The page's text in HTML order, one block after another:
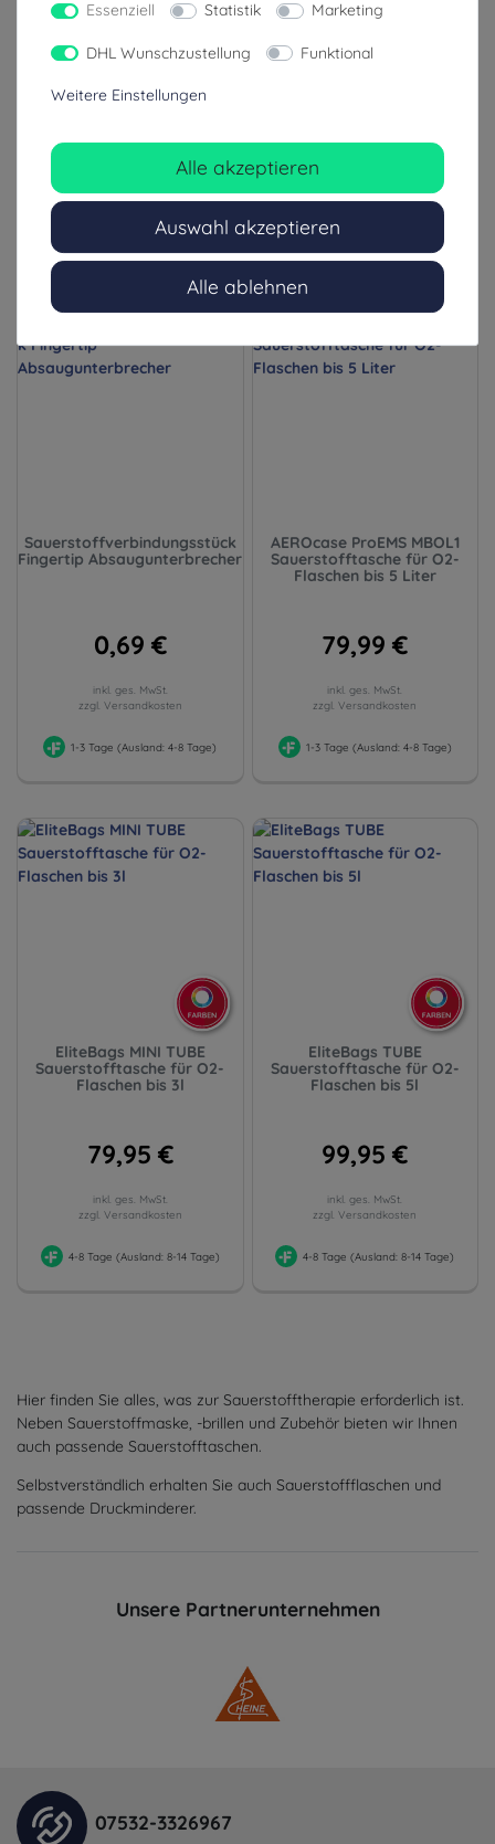
Reservoir für Kinder oder
1,79 €
zzgl. Versandkosten
1-3 Tage (Ausland: 4-8 Tage)
Vernebler für Kinder oder
1,79 €
zzgl. Versandkosten
1-3 Tage (Ausland: 4-8 Tage)
Sauerstoffverbindungsstück
Fingertip Absaugunterbrecher
0,69 €
inkl. ges. MwSt.
zzgl. Versandkosten
1-3 Tage (Ausland: 4-8 Tage)
AEROcase ProEMS MBOL1
Sauerstofftasche für O2-
Flaschen bis 5 Liter
79,99 €
inkl. ges. MwSt.
zzgl. Versandkosten
1-3 Tage (Ausland: 4-8 Tage)
EliteBags MINI TUBE
Sauerstofftasche für O2-
Flaschen bis 3l
79,95 €
inkl. ges. MwSt.
zzgl. Versandkosten
4-8 Tage (Ausland: 8-14 Tage)
EliteBags TUBE
Sauerstofftasche für O2-
Flaschen bis 5l
99,95 €
inkl. ges. MwSt.
zzgl. Versandkosten
4-8 Tage (Ausland: 8-14 Tage)
Hier finden Sie alles, was zur Sauerstofftherapie erforderlich ist.
Neben Sauerstoffmaske, -brillen und Zubehör bieten wir Ihnen
auch passende Sauerstofftaschen.
Selbstverständlich erhalten Sie auch Sauerstoffflaschen und
passende Druckminderer.
Unsere Partnerunternehmen
07532-3326967
Essenziell Statistik Marketing
DHL Wunschzustellung Funktional
Weitere Einstellungen
Alle akzeptieren
Auswahl akzeptieren
Alle ablehnen